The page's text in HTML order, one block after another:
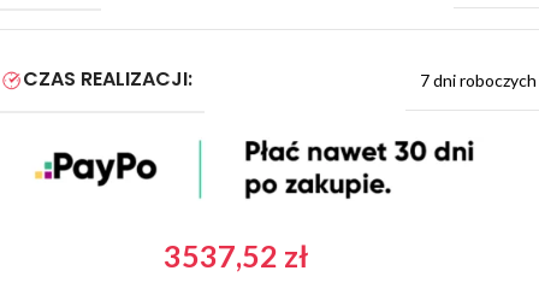
CZAS REALIZACJI: 7 dni roboczych
3537,52 zł